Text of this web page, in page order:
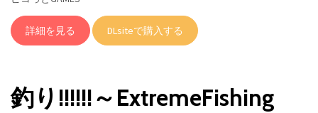
詳細を見る DLsiteで購入する
釣り!!!!!!～ExtremeFishing